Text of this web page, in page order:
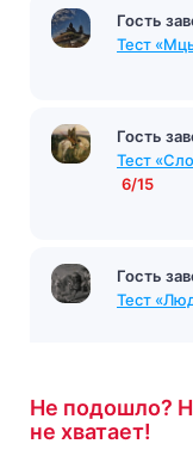
Гость
Тест
Гость
Гость
Тест
Не подошло?
не хватает!